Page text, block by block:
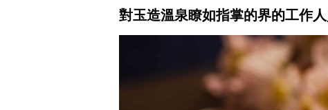
對玉造溫泉瞭如指掌的界的工作